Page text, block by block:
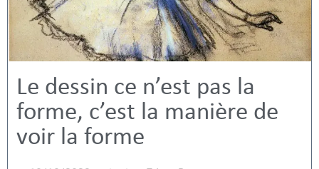
Le dessin ce n’est pas la
forme, c’est la manière de
voir la forme